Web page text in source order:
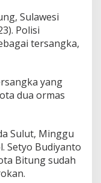
Sulawesi
Polisi
tersangka,
yang
dua ormas
Sulut, Minggu
Setyo Budiyanto
Bitung sudah